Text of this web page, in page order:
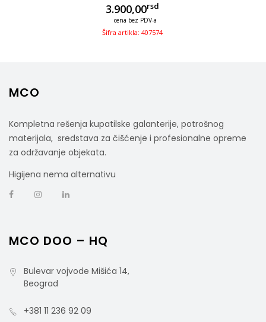
3.900,00rsd
cena bez PDV-a
Šifra artikla: 407574
MCO
Kompletna rešenja kupatilske galanterije, potrošnog
materijala, sredstava za čišćenje i profesionalne opreme
za održavanje objekata.
Higijena nema alternativu
MCO DOO – HQ
Bulevar vojvode Mišića 14,
Beograd
+381 11 236 92 09